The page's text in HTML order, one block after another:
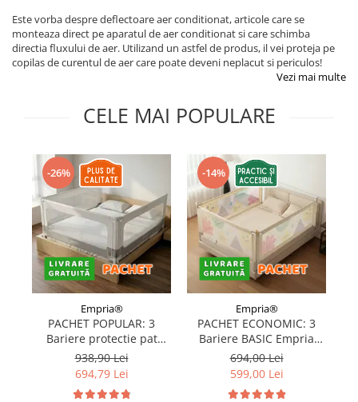
Protectii casa
Protectii utile
Casti antifonice pentru copii si
bebelusi
Echipament protectie bicicleta si
Accesorii auto copii
Haine & accesorii plaja
Haine plaja / inot
Ochelari de soare
Palarii protectie UV
Accesorii plaja
Puericultura mare
Este vorba despre deflectoare aer conditionat, articole care se
monteaza direct pe aparatul de aer conditionat si care schimba
directia fluxului de aer. Utilizand un astfel de produs, il vei proteja pe
copilas de curentul de aer care poate deveni neplacut si periculos!
Vezi mai multe
CELE MAI POPULARE
-26%
Empria®
PACHET POPULAR: 3
Bariere protectie pat
copii, SELECT, 160x200
cm
938,90 Lei
694,79 Lei
-14%
Empria®
PACHET ECONOMIC: 3
Bariere BASIC Empria
protectie pat 160X200 cm
+ bara stabilizatoare
694,00 Lei
599,00 Lei